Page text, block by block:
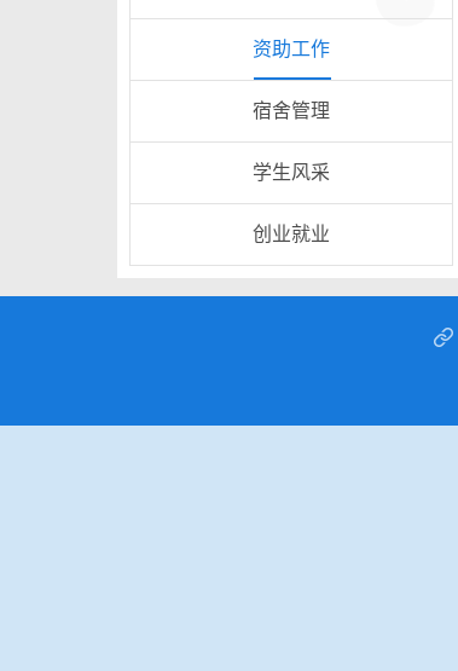
资助工作
宿舍管理
学生风采
创业就业